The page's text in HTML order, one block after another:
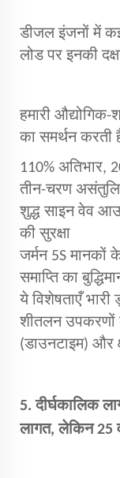
डीजल इंजनों में
लोड पर इनकी
हमारी औद्योगिक-
का समर्थन करती
110% अतिभार,
तीन-चरण
शुद्ध साइन वेव
की सुरक्षा
जर्मन 5S मानकों
समाप्ति का
ये विशेषताएँ भारी
शीतलन उपकरणों
(डाउनटाइम) और
5. दीर्घकालिक
लागत, लेकिन 25